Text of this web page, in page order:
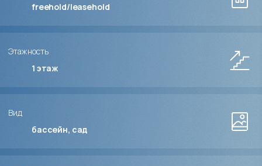
freehold/leasehold
Этажность
1 этаж
Вид
бассейн, сад